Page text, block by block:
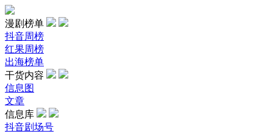
漫剧榜单
抖音周榜
红果周榜
出海榜单
干货内容
信息图
文章
信息库
抖音剧场号